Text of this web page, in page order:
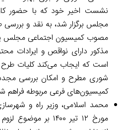
نشست اخیر خود که با حضور
مجلس برگزار شد، به نقد و
مصوب کمیسیون اجتماعی مجلس
مذکور دارای نواقص و ایرادات
است که ایجاب می‌کند کلیات
شوری مطرح و امکان بررسی
کمیسیون‌های فرعی مربوطه فراهم
محمد اسلامی، وزیر راه و
مورخ ۱۲ تیر ۱۴۰۰